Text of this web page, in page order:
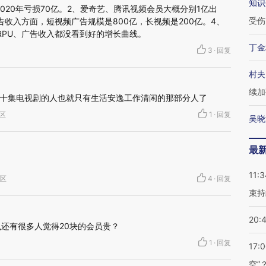
年亏损70亿。2、爱奇艺、腾讯视频会员大概分别1亿出
入方面，短视频广告规模是800亿，长视频是200亿。4、
、广告收入都没看到好的增长曲线。
3 · 回复
集电视剧的人也就只有生活安逸工作清闲的那部分人了
1 · 回复
4 · 回复
有很多人觉得20块的会员贵？
1 · 回复
知
受伤
丁
村
续
吴
最
束
空”